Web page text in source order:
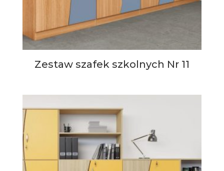
Zestaw szafek szkolnych Nr 11